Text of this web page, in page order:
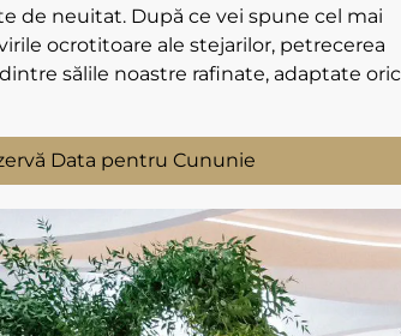
de neuitat. După ce vei spune cel mai
ocrotitoare ale stejarilor, petrecerea
sălile noastre rafinate, adaptate
Data pentru Cununie